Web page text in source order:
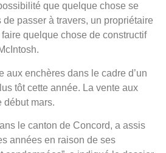
que quelque chose se
passer à travers, un propriétaire
quelque chose de constructif
aux enchères dans le cadre d’un
tôt cette année. La vente aux
début mars.
le canton de Concord, a assis
années en raison de ses